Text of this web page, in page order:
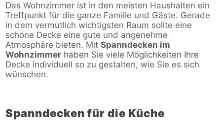
Das Wohnzimmer ist in den meisten Haushalten ein
Treffpunkt für die ganze Familie und Gäste. Gerade
in dem vermutlich wichtigsten Raum sollte eine
schöne Decke eine gute und angenehme
Atmosphäre bieten. Mit Spanndecken im
Wohnzimmer haben Sie viele Möglichkeiten Ihre
Decke individuell so zu gestalten, wie Sie es sich
wünschen.
Spanndecken für die Küche